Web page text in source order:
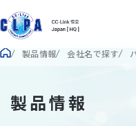
製品情報 会社名で探す
製品情報